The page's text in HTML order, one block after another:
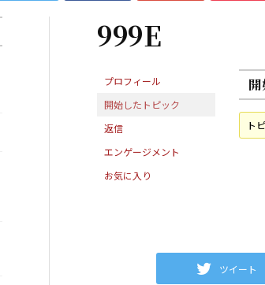
999E
プロフィール
開始したトピック
返信
エンゲージメント
お気に入り
ト
ツイート